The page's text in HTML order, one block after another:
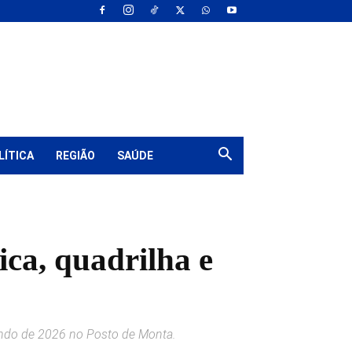
REGIÃO SAÚDE
quadrilha e
de 2026 no Posto de Monta.